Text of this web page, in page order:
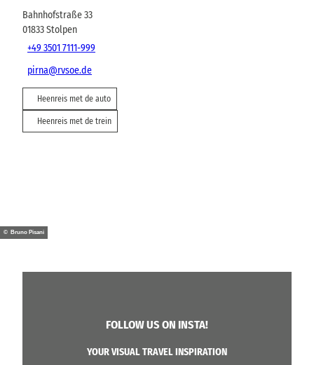
Bahnhofstraße 33
01833Stolpen
+49 3501 7111-999
pirna@rvsoe.de
Heenreis met de auto
Heenreis met de trein
© Bruno Pisani
FOLLOW US ON INSTA!
YOUR VISUAL TRAVEL INSPIRATION